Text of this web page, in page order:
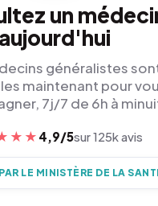
un
aujourd'hui
généralistes
maintenant pour
7j/7 de 6h à
4,9/5sur 125k avis
LE MINISTÈRE DE LA